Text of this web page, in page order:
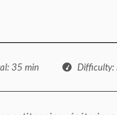
: 35 min Difficulty: